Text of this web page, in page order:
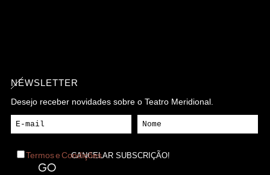
NEWSLETTER
Desejo receber novidades sobre o Teatro Meridional.
Termos e Condições